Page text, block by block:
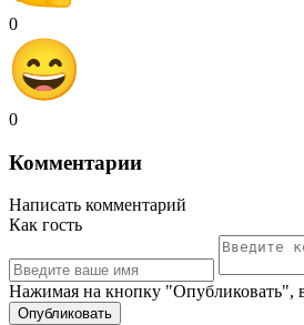
0
0
Комментарии
Написать комментарий
Как гость
Нажимая на кнопку "Опубликовать",